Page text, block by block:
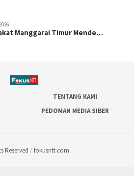
Manggarai Timur Mende…
TENTANG KAMI
PEDOMAN MEDIA SIBER
Reserved / fokusntt.com